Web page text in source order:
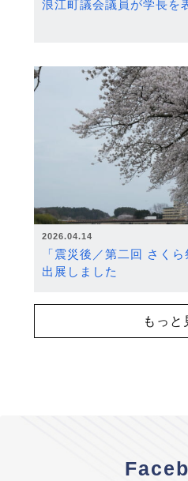
浪江町議会議員が学長を
2026.04.14
「震災後／第二回 さく
出展しました
もっと